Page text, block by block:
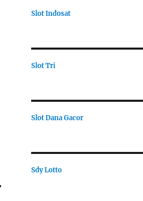
Slot Indosat
Slot Tri
Slot Dana Gacor
Sdy Lotto